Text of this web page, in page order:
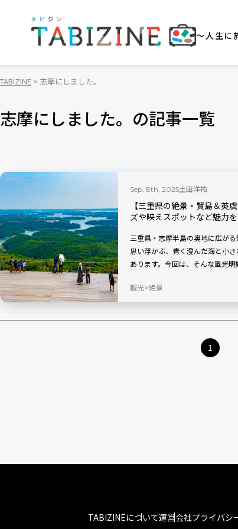
～人生に
TABIZINE 志摩にしました。
志摩にしました。の記事一覧
Sep. 8th, 2025土田洋祐
【三重県の絶景・賢島＆英
ズや映えスポットなど魅力
三重県・志摩半島の奥地に広が
思い浮かぶ、青く澄んだ海と小
あります。今回は、そんな風光
然と独特な文化が根付く知って
観光 絶景
1
TABIZINEについて運営会社プライバシ